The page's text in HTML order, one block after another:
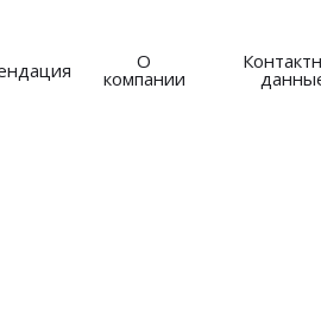
О
компании